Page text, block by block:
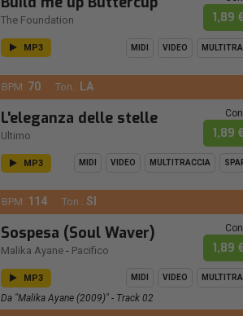
The Foundation 1,89
MP3 MIDI VIDEO
BPM: 70 Ton.: LA
L'eleganza delle stelle
Ultimo 1,89
MP3 MIDI VIDEO MULTITRACCIA
BPM: 114 Ton.: SI
Sospesa (Soul Waver)
Malika Ayane - Pacifico 1,89
MP3 MIDI VIDEO
Da "Malika Ayane (2009)" - Track 02